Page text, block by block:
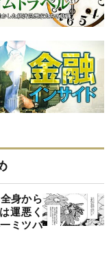
身から
運悪く
ミツバ